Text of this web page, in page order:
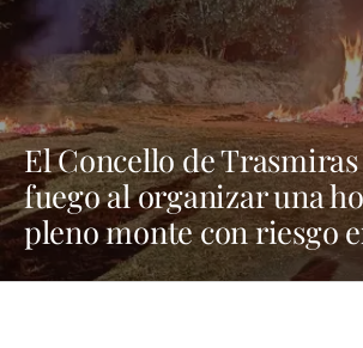
El Concello de
fuego al organizar una
pleno monte con riesgo
incendios